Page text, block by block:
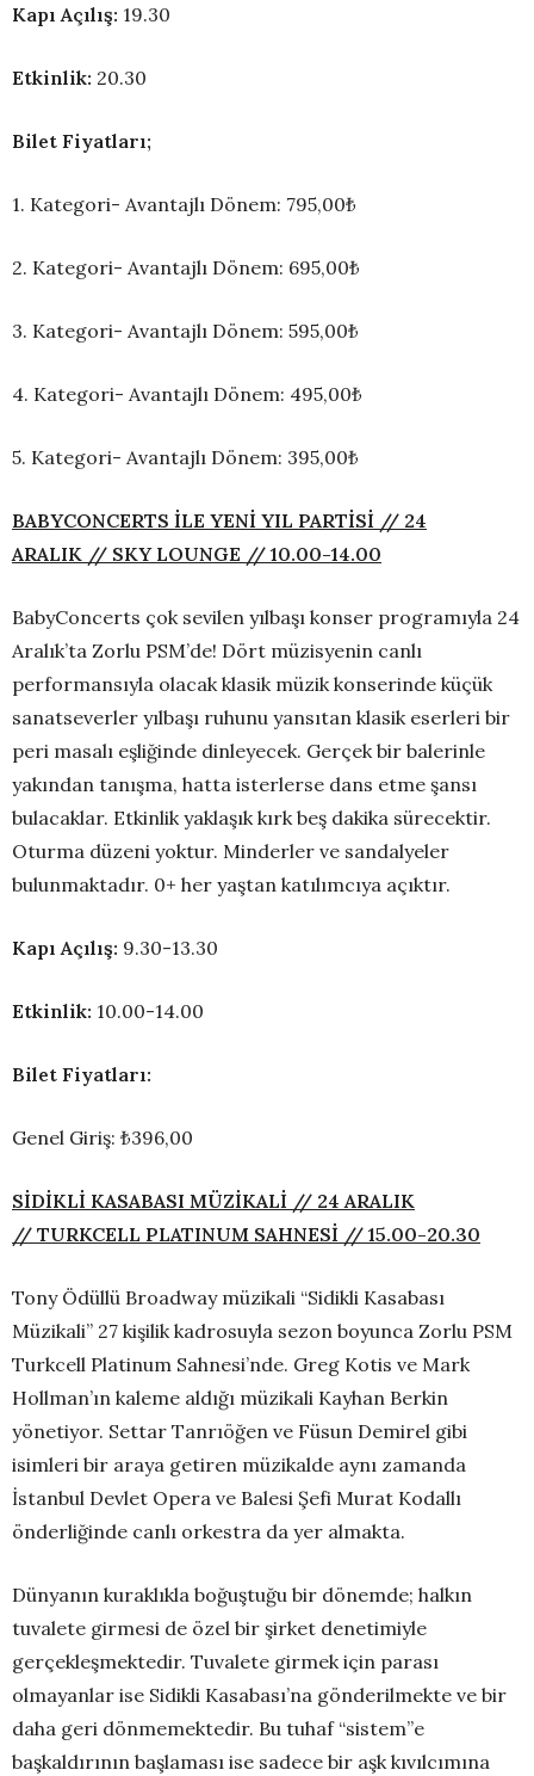
Kapı Açılış: 19.30
Etkinlik: 20.30
Bilet Fiyatları;
1. Kategori- Avantajlı Dönem: 795,00₺
2. Kategori- Avantajlı Dönem: 695,00₺
3. Kategori- Avantajlı Dönem: 595,00₺
4. Kategori- Avantajlı Dönem: 495,00₺
5. Kategori- Avantajlı Dönem: 395,00₺
BABYCONCERTS İLE YENİ YIL PARTİSİ // 24
ARALIK // SKY LOUNGE // 10.00-14.00
BabyConcerts çok sevilen yılbaşı konser programıyla 24
Aralık’ta Zorlu PSM’de! Dört müzisyenin canlı
performansıyla olacak klasik müzik konserinde küçük
sanatseverler yılbaşı ruhunu yansıtan klasik eserleri bir
peri masalı eşliğinde dinleyecek. Gerçek bir balerinle
yakından tanışma, hatta isterlerse dans etme şansı
bulacaklar. Etkinlik yaklaşık kırk beş dakika sürecektir.
Oturma düzeni yoktur. Minderler ve sandalyeler
bulunmaktadır. 0+ her yaştan katılımcıya açıktır.
Kapı Açılış: 9.30-13.30
Etkinlik: 10.00-14.00
Bilet Fiyatları:
Genel Giriş: ₺396,00
SİDİKLİ KASABASI MÜZİKALİ // 24 ARALIK
// TURKCELL PLATINUM SAHNESİ // 15.00-20.30
Tony Ödüllü Broadway müzikali “Sidikli Kasabası
Müzikali” 27 kişilik kadrosuyla sezon boyunca Zorlu PSM
Turkcell Platinum Sahnesi’nde. Greg Kotis ve Mark
Hollman’ın kaleme aldığı müzikali Kayhan Berkin
yönetiyor. Settar Tanrıöğen ve Füsun Demirel gibi
isimleri bir araya getiren müzikalde aynı zamanda
İstanbul Devlet Opera ve Balesi Şefi Murat Kodallı
önderliğinde canlı orkestra da yer almakta.
Dünyanın kuraklıkla boğuştuğu bir dönemde; halkın
tuvalete girmesi de özel bir şirket denetimiyle
gerçekleşmektedir. Tuvalete girmek için parası
olmayanlar ise Sidikli Kasabası’na gönderilmekte ve bir
daha geri dönmemektedir. Bu tuhaf “sistem”e
başkaldırının başlaması ise sadece bir aşk kıvılcımına